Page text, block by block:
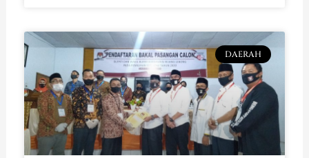
DAERAH